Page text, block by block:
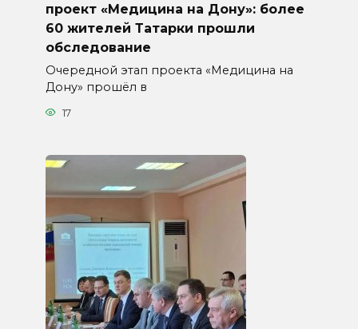
проект «Медицина на Дону»: более
60 жителей Татарки прошли
обследование
Очередной этап проекта «Медицина на
Дону» прошёл в
17